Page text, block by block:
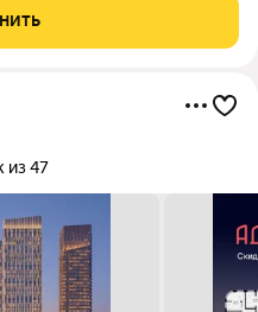
СВОЙ УГОЛ, но бюджет
из 47